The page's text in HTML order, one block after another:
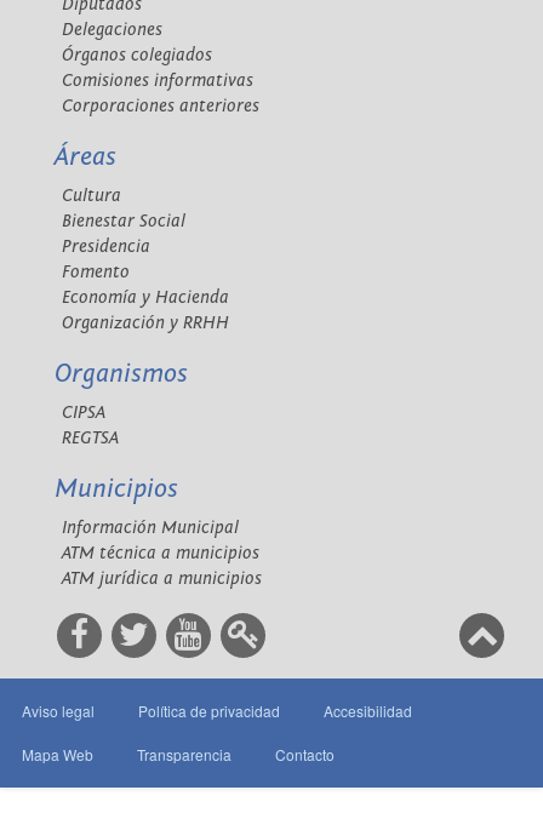
Delegaciones
Órganos colegiados
Comisiones informativas
Corporaciones anteriores
Áreas
Cultura
Bienestar Social
Presidencia
Fomento
Economía y Hacienda
Organización y RRHH
Organismos
CIPSA
REGTSA
Municipios
Información Municipal
ATM técnica a municipios
ATM jurídica a municipios
Aviso legal Política de privacidad Accesibilidad
Mapa Web Transparencia Contacto